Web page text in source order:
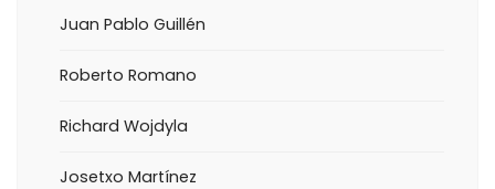
Juan Pablo Guillén
Roberto Romano
Richard Wojdyla
Josetxo Martínez